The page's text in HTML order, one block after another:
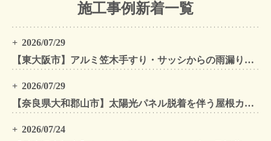
施工事例新着一覧
2026/07/29
【東大阪市】アルミ笠木手すり・サッシからの雨漏りを解消｜外壁金属サイディングカバー工法
2026/07/29
【奈良県大和郡山市】太陽光パネル脱着を伴う屋根カバー工法・外壁カバー工法・外壁塗装工事｜スーパーガルテクト施工事例
2026/07/24